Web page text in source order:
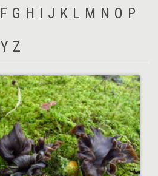
F G H I J K L M N O P
Y Z